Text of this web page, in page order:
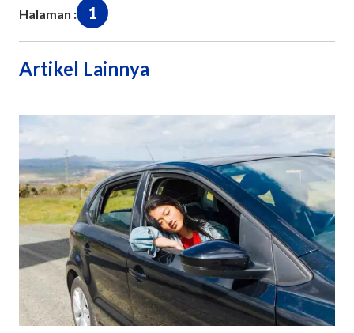
Halaman : 1
Artikel Lainnya